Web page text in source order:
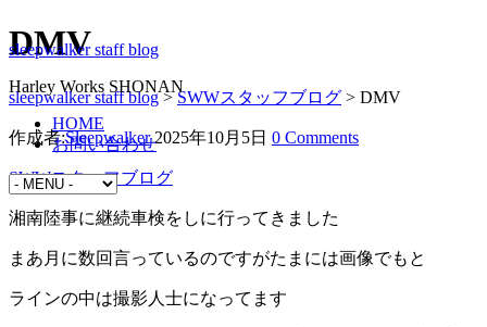
sleepwalker staff blog
Harley Works SHONAN
HOME
お問い合わせ
DMV
sleepwalker staff blog>SWWスタッフブログ > DMV
作成者:Sleepwalker 2025年10月5日 0 Comments
SWWスタッフブログ
湘南陸事に継続車検をしに行ってきました
まあ月に数回言っているのですがたまには画像でもと
ラインの中は撮影人士になってます